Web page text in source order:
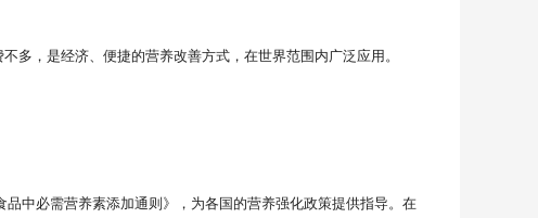
多，是经济、便捷的营养改善方式，在世界范围内广泛应用。
中必需营养素添加通则》，为各国的营养强化政策提供指导。在